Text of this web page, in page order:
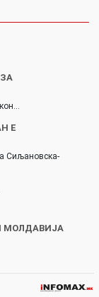
Е
Сиљановска-
МОЛДАВИЈА